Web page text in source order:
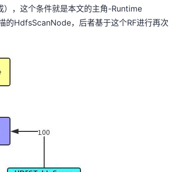
，这个条件就是本文的主角-Runtime
的HdfsScanNode，后者基于这个RF进行再次